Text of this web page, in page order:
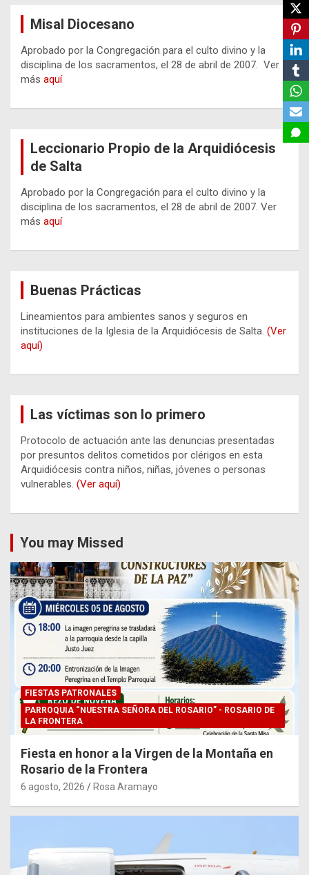
Misal Diocesano
Aprobado por la Congregación para el culto divino y la
disciplina de los sacramentos, el 28 de abril de 2007. Ver
más aquí
Leccionario Propio de la Arquidiócesis
de Salta
Aprobado por la Congregación para el culto divino y la
disciplina de los sacramentos, el 28 de abril de 2007. Ver
más aquí
Buenas Prácticas
Lineamientos para ambientes sanos y seguros en
instituciones de la Iglesia de la Arquidiócesis de Salta. (Ver
aquí)
Las víctimas son lo primero
Protocolo de actuación ante las denuncias presentadas
por presuntos delitos cometidos por clérigos en esta
Arquidiócesis contra niños, niñas, jóvenes o personas
vulnerables. (Ver aquí)
You may Missed
FIESTAS PATRONALES
PARROQUIA “NUESTRA SEÑORA DEL ROSARIO” - ROSARIO DE
LA FRONTERA
Fiesta en honor a la Virgen de la Montaña en
Rosario de la Frontera
6 agosto, 2026 Rosa Aramayo